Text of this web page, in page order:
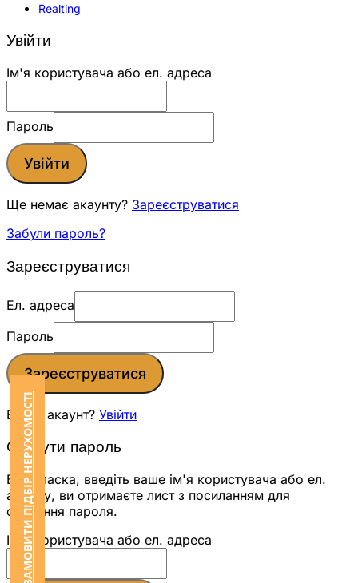
Realting
ЗАМОВИТИ ПІДБІР НЕРУХОМОСТІ
Увійти
Ім'я користувача або ел. адреса
Пароль
Увійти
Ще немає акаунту? Зареєструватися
Забули пароль?
Зареєструватися
Ел. адреса
Пароль
Зареєструватися
Вже є акаунт? Увійти
Скинути пароль
Будь ласка, введіть ваше ім'я користувача або ел.
адресу, ви отримаєте лист з посиланням для
скидання пароля.
Ім'я користувача або ел. адреса